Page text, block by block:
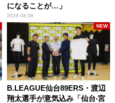
になることが…」
2026.08.08
B.LEAGUE仙台89ERS・渡辺
翔太選手が意気込み「仙台‧宮
NEW